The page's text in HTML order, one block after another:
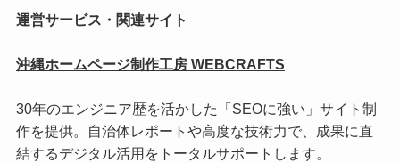
運営サービス・関連サイト
沖縄ホームページ制作工房 WEBCRAFTS
30年のエンジニア歴を活かした「SEOに強い」サイト制
作を提供。自治体レポートや高度な技術力で、成果に直
結するデジタル活用をトータルサポートします。